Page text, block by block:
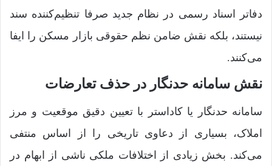
دفاتر اسناد رسمی در نظام جدید صرفا تنظیم‌کننده سند
نیستند، بلکه نقش ضامن نظم حقوقی بازار مسکن را ایفا
می‌کنند.
نقش سامانه حدنگار در حذف تعارضات
سامانه حدنگار یا کاداستر با تعیین دقیق موقعیت و مرز
املاک، بسیاری از دعاوی تاریخی را از اساس منتفی
می‌کند. بخش زیادی از اختلافات ملکی ناشی از ابهام در